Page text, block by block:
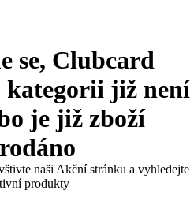
se, Clubcard
již není
je již zboží
naši Akční stránku a vyhledejte
produkty